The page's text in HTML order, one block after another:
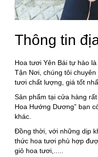
Thông tin
Hoa tươi Yên Bái tự hào
Tận Nơi, chúng tôi
tươi chất lượng, giá tốt
Sản phẩm tại cửa hàng
Hoa Hướng Dương” bạn
khác.
Đồng thời, với những dịp
thức hoa tươi phù hợp
giỏ hoa tươi,.....